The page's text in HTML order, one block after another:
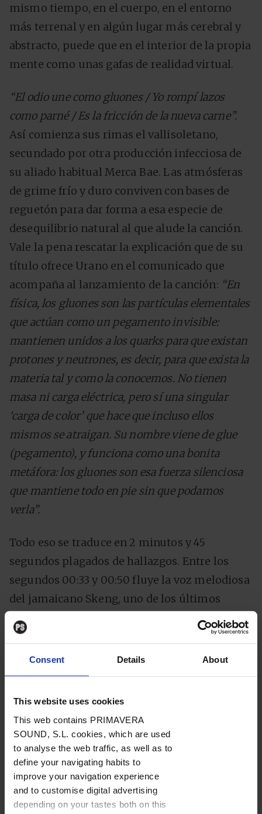
Consent Details About
This website uses cookies
This web contains PRIMAVERA
SOUND, S.L. cookies, which are used
to analyse the web traffic, as well as to
define your navigating habits to
improve your navigation experience
and to customise digital advertising
depending on your tastes both on this
mismo tiempo, en el cuerpo, en el entorno
más terrenal y en algún lugar más cerebral y
abstracto, puede que en el interior de la propia
mente como unas gafas de realidad virtual.
“El odio une como gluones / Yo rompí lazos
como parné /Es la fricción de la nueva carne”.
Así comienza sus rimas el vallisoletano,
secundado por otra producción infecciosa de
su aliado habitual Merca Bae. Las atmósferas
de grime frío y duro conviven con bases de
reguetón para dar forma a esa especie de
desequilibrio natural al que alude la canción.
Vale la pena rescatar la explicación que de su
título ofrece Urano en el comunicado que
acompaña al lanzamiento de la canción: “En
física, los gluones son las partículas elementales
que actúan como un pegamento invisible:
mantienen unidos a los quarks para que existan
protones y neutrones, es decir, para que exista la
materia tal y como la conocemos. No tienen
masa ni carga eléctrica, pero sí una singular
‘carga de color’ que hace que incluso ellos
mismos se atraigan. Su nombre viene de glue
(pegamento), y funciona como una bonita
metáfora: los gluones son esa fuerza silenciosa
que mantiene todo en pie sin que podamos
verla”.
Todo eso se traduce en 2 minutos y 45
segundos plagados de hallazgos. Entre los
segundos 00:33 y 00:50 fluye la voz melodiosa
del jamaicano Skeng, uno de los últimos
ídolos subterráneos del dancehall, y en la
segunda mitad de la canción es el rapero
valenciano Hoke quien entra con un
flow
lanzado con un estilo vocal tan natural que
Hilos invisibles todo el tiempo entre formas y
conceptos que sugieren, invitan a pensar y,
sobre todo, funcionan. “Fumo blando /
/ Dedos sticky /La sombra de la razón tras un
hiperlink /Yo dije simple, no fácil /